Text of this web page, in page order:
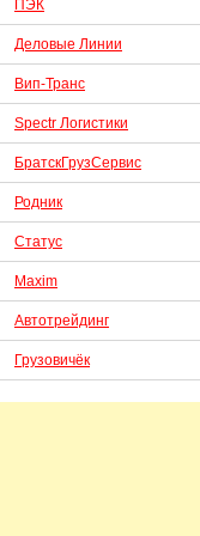
ПЭК
Деловые Линии
Вип-Транс
Spectr Логистики
БратскГрузСервис
Родник
Статус
Maxim
Автотрейдинг
Грузовичёк